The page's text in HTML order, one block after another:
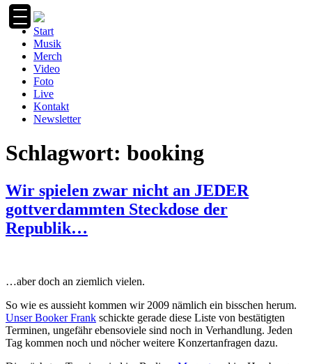
Zum
Inhalt
springen
Start
Musik
Merch
Video
Foto
Live
Kontakt
Newsletter
Schlagwort: booking
Wir spielen zwar nicht an JEDER
gottverdammten Steckdose der
Republik…
…aber doch an ziemlich vielen.
So wie es aussieht kommen wir 2009 nämlich ein bisschen herum.
Unser Booker Frank schickte gerade diese Liste von bestätigten
Terminen, ungefähr ebensoviele sind noch in Verhandlung. Jeden
Tag kommen noch und nöcher weitere Konzertanfragen dazu.